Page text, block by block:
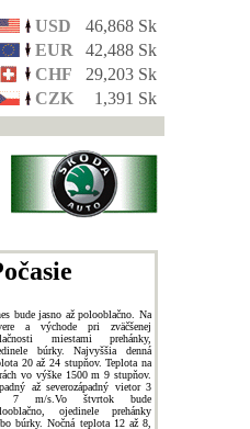
USD
46,868 Sk
EUR
42,488 Sk
CHF
29,203 Sk
CZK
1,391 Sk
bude jasno až polooblačno. Na
a východe pri zväčšenej
miestami prehánky,
búrky. Najvyššia denná
20 až 24 stupňov. Teplota na
vo výške 1500 m 9 stupňov.
až severozápadný vietor 3
7 m/s.Vo štvrtok bude
ojedinele prehánky
búrky. Nočná teplota 12 až 8,